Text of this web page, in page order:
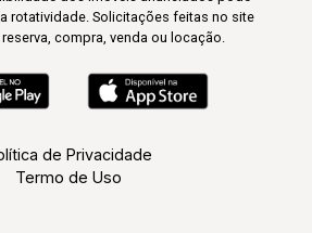
rotatividade. Solicitações feitas no site
compra, venda ou locação.
de Privacidade
Termo de Uso